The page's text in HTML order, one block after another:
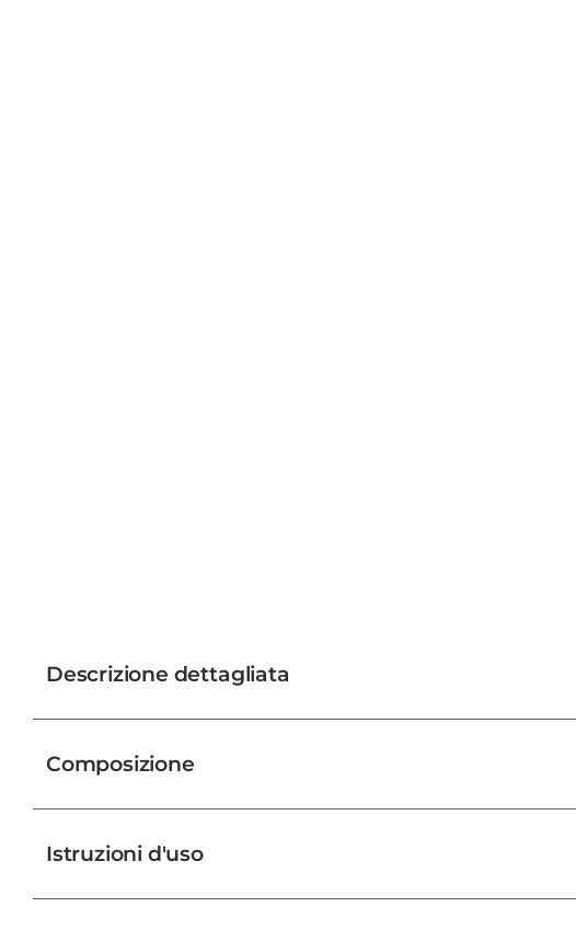
Descrizione dettagliata
Composizione
Istruzioni d'uso